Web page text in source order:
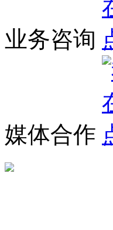
业务咨询
媒体合作